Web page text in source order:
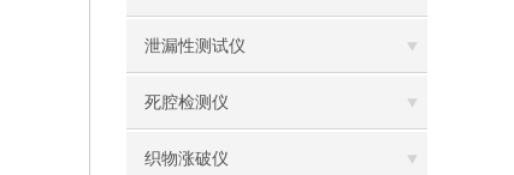
泄漏性测试仪
死腔检测仪
织物涨破仪